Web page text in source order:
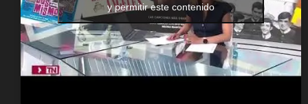
y permitir este contenido